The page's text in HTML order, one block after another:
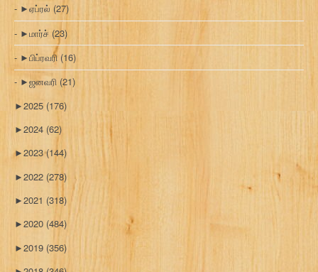
►ஏப்ரல் (27)
►மார்ச் (23)
►பிப்ரவரி (16)
►ஜனவரி (21)
►2025 (176)
►2024 (62)
►2023(144)
►2022 (278)
►2021 (318)
►2020 (484)
►2019 (356)